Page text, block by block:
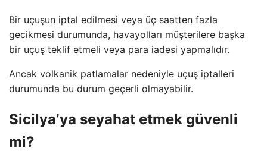
Bir uçuşun iptal edilmesi veya üç saatten fazla
gecikmesi durumunda, havayolları müşterilere başka
bir uçuş teklif etmeli veya para iadesi yapmalıdır.
Ancak volkanik patlamalar nedeniyle uçuş iptalleri
durumunda bu durum geçerli olmayabilir.
Sicilya’ya seyahat etmek güvenli
mi?